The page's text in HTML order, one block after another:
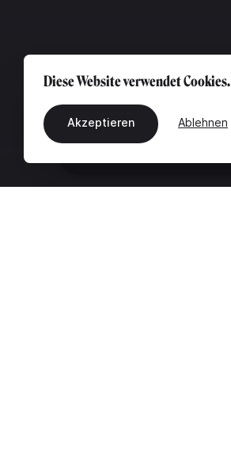
Diese Website verwendet Cookies.
Akzeptieren Ablehnen